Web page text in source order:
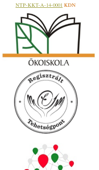
NTP-KKT-A-14-0001 KDN